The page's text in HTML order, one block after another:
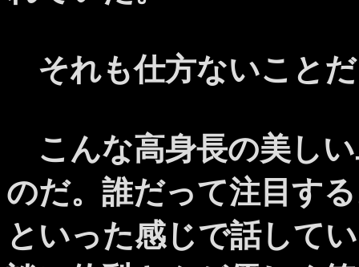
それも仕方ないこと
こんな高身長の美し
のだ。誰だって注目す
といった感じで話して